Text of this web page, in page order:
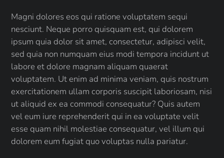
Magni dolores eos qui ratione voluptatem sequi
nesciunt. Neque porro quisquam est, qui dolorem
ipsum quia dolor sit amet, consectetur, adipisci velit,
sed quia non numquam eius modi tempora incidunt ut
labore et dolore magnam aliquam quaerat
voluptatem. Ut enim ad minima veniam, quis nostrum
exercitationem ullam corporis suscipit laboriosam, nisi
ut aliquid ex ea commodi consequatur? Quis autem
vel eum iure reprehenderit qui in ea voluptate velit
esse quam nihil molestiae consequatur, vel illum qui
dolorem eum fugiat quo voluptas nulla pariatur.